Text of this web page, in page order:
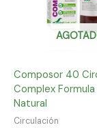
Composor 40
Complex Formula
Natural
Circulación